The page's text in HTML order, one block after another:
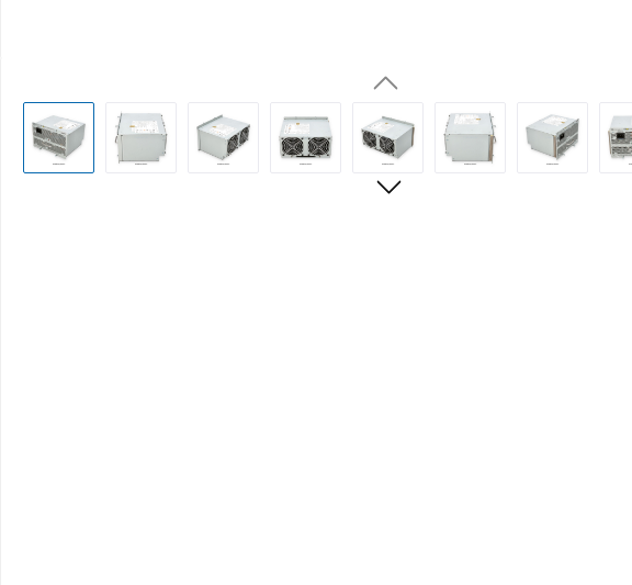
Bildergalerie überspringen